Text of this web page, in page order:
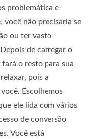
problemática e
você não precisaria se
ou ter vasto
de carregar o
o resto para sua
pois a
Escolhemos
ele lida com vários
de conversão
Você está